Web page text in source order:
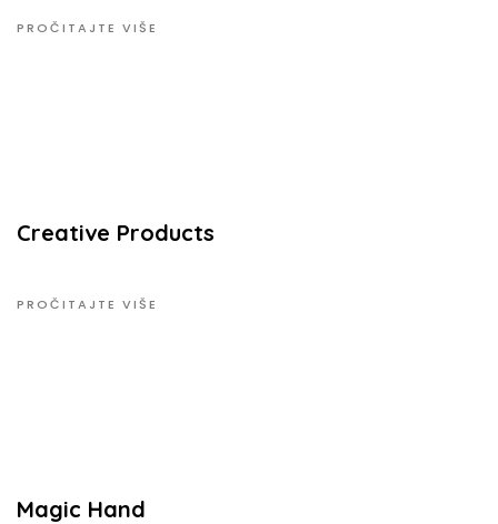
PROČITAJTE VIŠE
Creative Products
PROČITAJTE VIŠE
Magic Hand